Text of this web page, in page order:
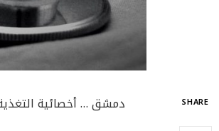
SHARE
دمشق … أخصائية